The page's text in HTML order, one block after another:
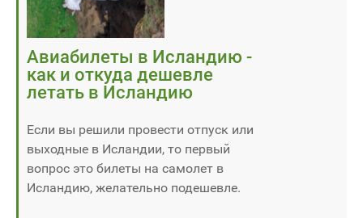
Авиабилеты в Исландию -
как и откуда дешевле
летать в Исландию
Если вы решили провести отпуск или
выходные в Исландии, то первый
вопрос это билеты на самолет в
Исландию, желательно подешевле.